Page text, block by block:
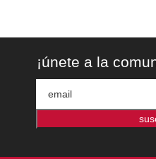
¡únete a la